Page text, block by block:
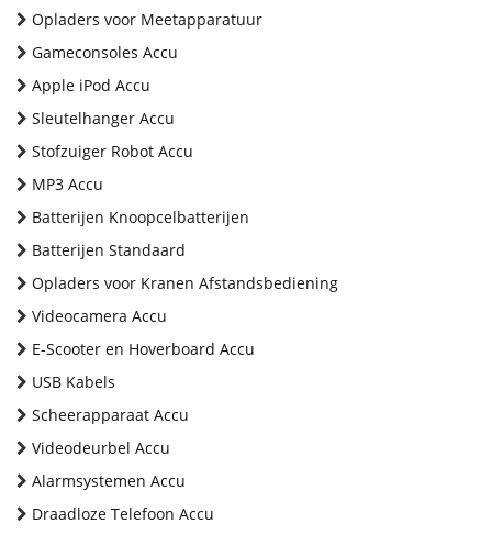
Opladers voor Meetapparatuur
Gameconsoles Accu
Apple iPod Accu
Sleutelhanger Accu
Stofzuiger Robot Accu
MP3 Accu
Batterijen Knoopcelbatterijen
Batterijen Standaard
Opladers voor Kranen Afstandsbediening
Videocamera Accu
E-Scooter en Hoverboard Accu
USB Kabels
Scheerapparaat Accu
Videodeurbel Accu
Alarmsystemen Accu
Draadloze Telefoon Accu